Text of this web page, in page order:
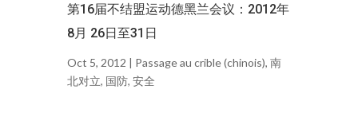
第16届不结盟运动德黑兰会议：2012年
8月 26日至31日
Oct 5, 2012 | Passage au crible (chinois), 南
北对立, 国防, 安全